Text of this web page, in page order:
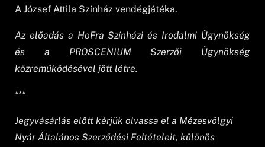
A József Attila Színház vendégjátéka.
Az előadás a HoFra Színházi és Irodalmi Ügynökség
és a PROSCENIUM Szerzői Ügynökség
közreműködésével jött létre.
***
Jegyvásárlás előtt kérjük olvassa el a Mézesvölgyi
Nyár Általános Szerződési Feltételeit, különös